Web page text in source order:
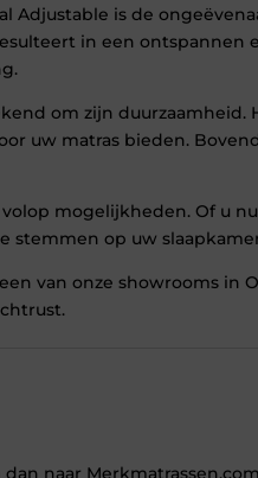
Adjustable is de
in een
om zijn
uw matras bieden.
mogelijkheden. Of u
stemmen op uw
van onze showrooms in
naar